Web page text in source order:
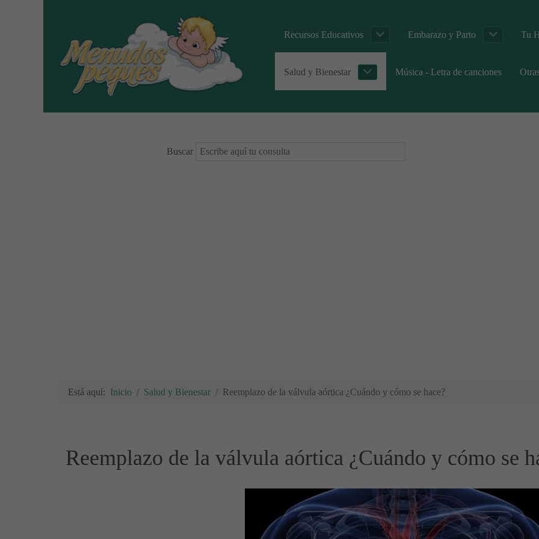
Recursos Educativos Embarazo y Parto Tu
Salud y Bienestar Música - Letra de canciones
Buscar
Está aquí: Inicio Salud y Bienestar Reemplazo de la válvula aórtica ¿Cuándo y cómo se hace?
Reemplazo de la válvula aórtica ¿Cuándo y cómo se